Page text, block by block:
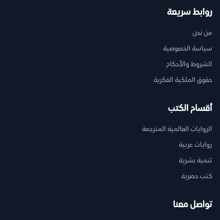
روابط سريعة
من نحن
سياسة الخصوصية
الشروط والأحكام
حقوق الملكية الفكرية
أقسام الكتب
الروايات العالمية المترجمة
روايات عربية
تنمية بشرية
كتب حصرية
تواصل معنا